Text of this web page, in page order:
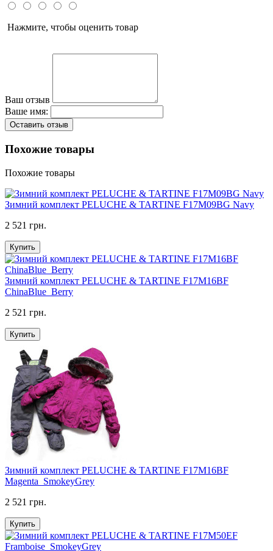
Нажмите, чтобы оценить товар
Ваш отзыв
Ваше имя:
Оставить отзыв
Похожие товары
Похожие товары
Зимний комплект PELUCHE & TARTINE F17M09BG Navy
2 521 грн.
Купить
Зимний комплект PELUCHE & TARTINE F17M16BF
ChinaBlue_Berry
2 521 грн.
Купить
Зимний комплект PELUCHE & TARTINE F17M16BF
Magenta_SmokeyGrey
2 521 грн.
Купить